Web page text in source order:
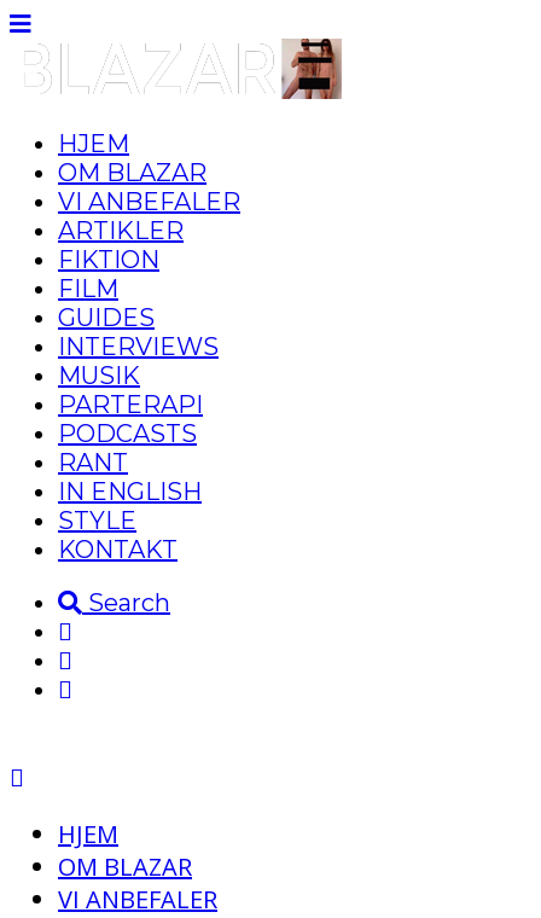
HJEM
OM BLAZAR
VI ANBEFALER
ARTIKLER
FIKTION
FILM
GUIDES
INTERVIEWS
MUSIK
PARTERAPI
PODCASTS
RANT
IN ENGLISH
STYLE
KONTAKT
Search
HJEM
OM BLAZAR
VI ANBEFALER